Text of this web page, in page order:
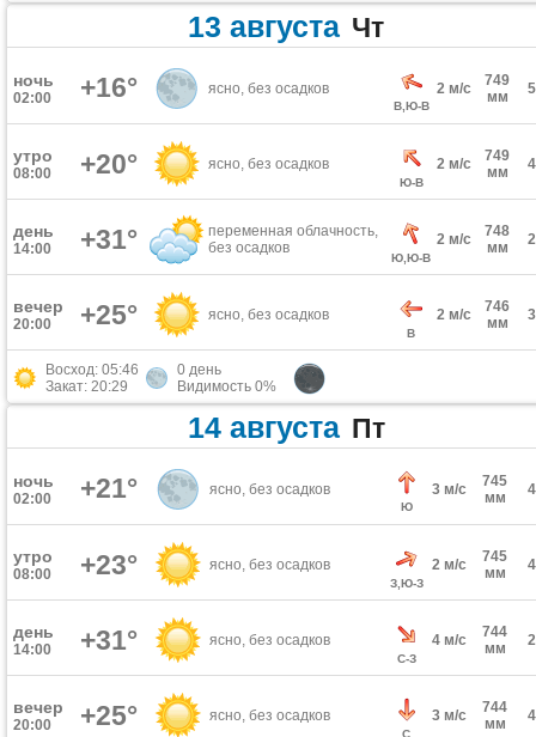
13 августа Чт
ночь
02:00 +16° ясно, без осадков
В,Ю-В
2 м/с
749
мм
утро
08:00 +20° ясно, без осадков
Ю-В
2 м/с
749
мм
день
14:00 +31°
переменная облачность,
без осадков
Ю,Ю-В
2 м/с
748
мм
вечер
20:00 +25° ясно, без осадков
В
2 м/с
746
мм
Восход: 05:46
Закат: 20:29
0 день
Видимость 0%
14 августа Пт
ночь
02:00 +21° ясно, без осадков
Ю
3 м/с
745
мм
утро
08:00 +23° ясно, без осадков
З,Ю-З
2 м/с
745
мм
день
14:00 +31° ясно, без осадков
С-З
4 м/с
744
мм
вечер
20:00 +25° ясно, без осадков
С
3 м/с
744
мм